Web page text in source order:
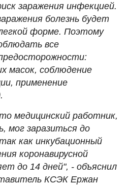
заражения инфекцией.
болезнь будет
форме. Поэтому
все
масок, соблюдение
применение
медицинский работник,
мог заразиться до
как инкубационный
коронавирусной
до 14 дней", - объяснил
КСЭК Ержан